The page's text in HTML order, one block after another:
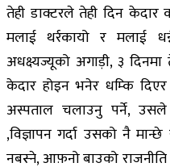
तेही डाक्टरले तेही दिन केदार
मलाई थर्रकायो र मलाई
अधक्ष्यज्यूको अगाड़ी, ३
केदार होइन भनेर धम्कि
अस्पताल चलाउनु पर्ने,
,विज्ञापन गर्दा उसको नै
नबस्ने, आफ़नो बाउको